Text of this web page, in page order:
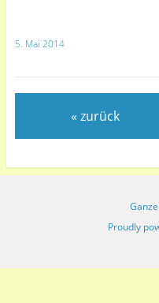
5. Mai 2014
« zurück
Proudly